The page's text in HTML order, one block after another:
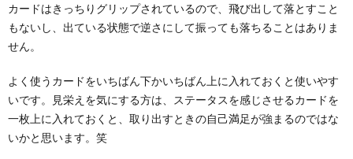
カードはきっちりグリップされているので、飛び出して落とすこと
もないし、出ている状態で逆さにして振っても落ちることはありま
せん。
よく使うカードをいちばん下かいちばん上に入れておくと使いやす
いです。見栄えを気にする方は、ステータスを感じさせるカードを
一枚上に入れておくと、取り出すときの自己満足が強まるのではな
いかと思います。笑